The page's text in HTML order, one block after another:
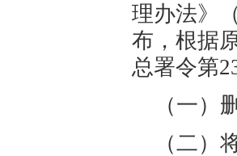
理办法》
布，根据
总署令第
（一）
（二）